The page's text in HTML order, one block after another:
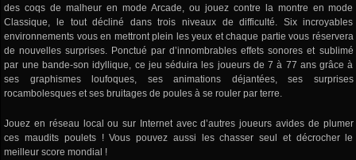
des coqs de malheur en mode Arcade, ou jouez contre la montre en mode
Classique, le tout décliné dans trois niveaux de difficulté. Six incroyables
environnements vous en mettront plein les yeux et chaque partie vous réservera
de nouvelles surprises. Ponctué par d’innombrables effets sonores et sublimé
par une bande-son idyllique, ce jeu séduira les joueurs de 7 à 77 ans grâce à
ses graphismes loufoques, ses animations déjantées, ses surprises
rocambolesques et ses bruitages de poules à se rouler par terre.
Jouez en réseau local ou sur Internet avec d’autres joueurs avides de plumer
ces maudits poulets ! Vous pouvez aussi les chasser seul et décrocher le
meilleur score mondial !